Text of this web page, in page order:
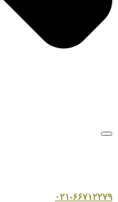
۰۲۱-۶۶۷۱۲۲۷۹